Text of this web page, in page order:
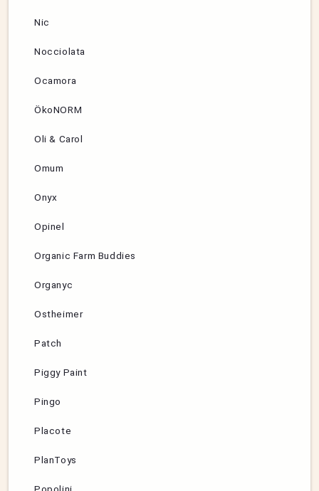
Nic
Nocciolata
Ocamora
ÖkoNORM
Oli & Carol
Omum
Onyx
Opinel
Organic Farm Buddies
Organyc
Ostheimer
Patch
Piggy Paint
Pingo
Placote
PlanToys